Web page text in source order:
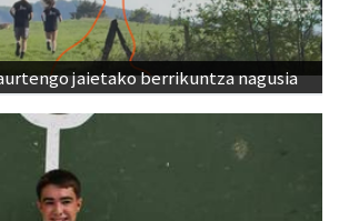
jaietako berrikuntza nagusia